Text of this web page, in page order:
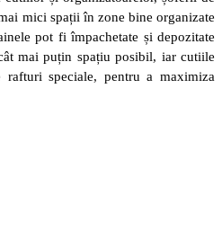
mici spații în zone bine organizate
pot fi împachetate și depozitate
mai puțin spațiu posibil, iar cutiile
speciale, pentru a maximiza